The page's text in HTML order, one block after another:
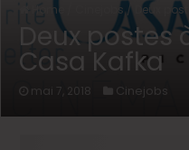
Home Cinejobs / Deux
Deux postes
Casa Kafka
mai 7, 2018 Cinejobs